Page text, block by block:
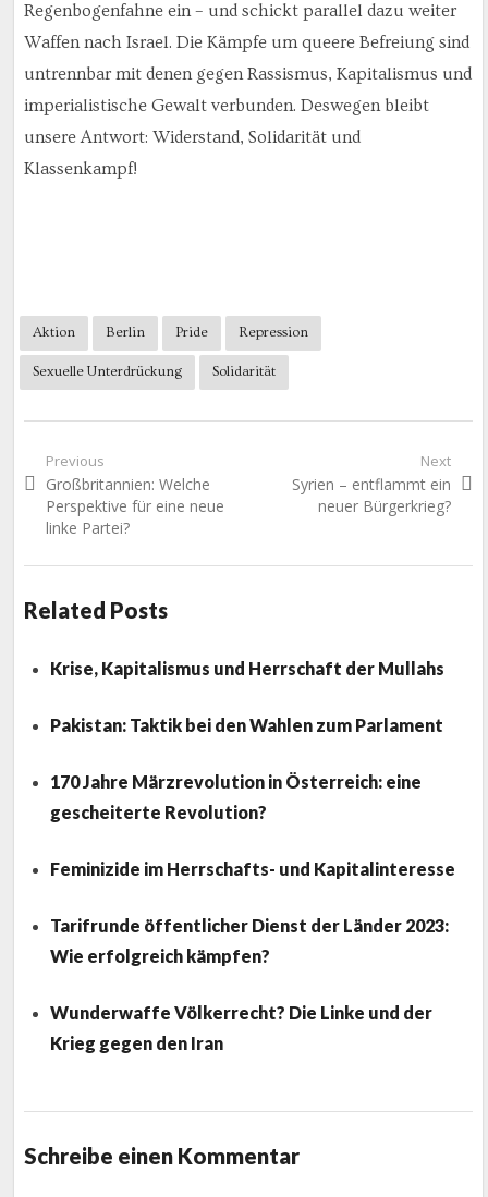
Regenbogenfahne ein – und schickt parallel dazu weiter
Waffen nach Israel. Die Kämpfe um queere Befreiung sind
untrennbar mit denen gegen Rassismus, Kapitalismus und
imperialistische Gewalt verbunden. Deswegen bleibt
unsere Antwort: Widerstand, Solidarität und
Klassenkampf!
Aktion Berlin Pride Repression
Sexuelle Unterdrückung Solidarität
Beitragsnavigation
Previous
Previous
post:
Großbritannien: Welche
Perspektive für eine neue
linke Partei?
Next
Next
post:
Syrien – entflammt ein
neuer Bürgerkrieg?
Related Posts
Krise, Kapitalismus und Herrschaft der Mullahs
Pakistan: Taktik bei den Wahlen zum Parlament
170 Jahre Märzrevolution in Österreich: eine
gescheiterte Revolution?
Feminizide im Herrschafts- und Kapitalinteresse
Tarifrunde öffentlicher Dienst der Länder 2023:
Wie erfolgreich kämpfen?
Wunderwaffe Völkerrecht? Die Linke und der
Krieg gegen den Iran
Schreibe einen Kommentar